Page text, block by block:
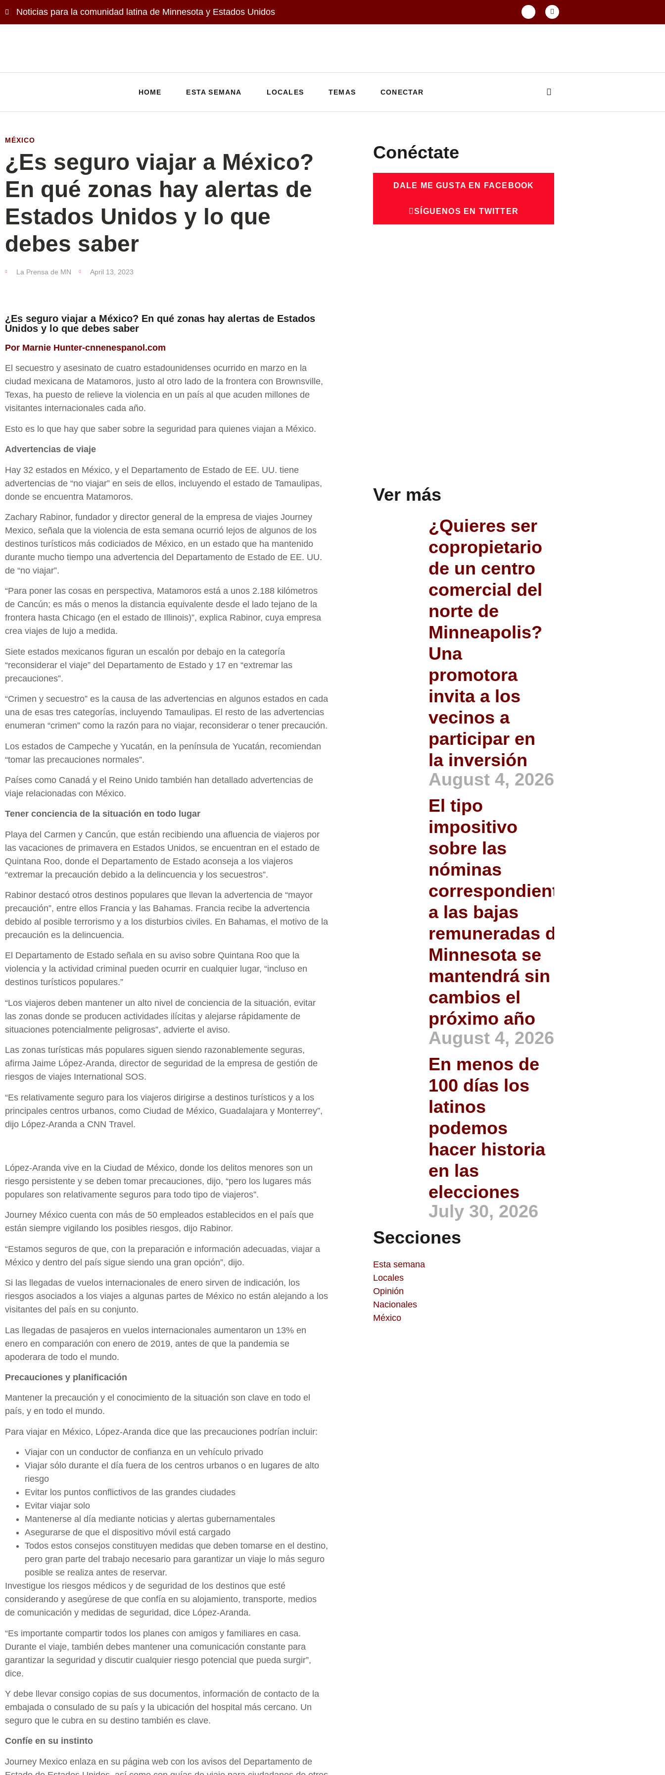
Noticias para la comunidad latina de Minnesota y Estados Unidos
HOME ESTA SEMANA LOCALES TEMAS CONECTAR
MÉXICO
¿Es seguro viajar a México?
En qué zonas hay alertas de
Estados Unidos y lo que
debes saber
La Prensa de MN April 13, 2023
¿Es seguro viajar a México? En qué zonas hay alertas de Estados
Unidos y lo que debes saber
Por Marnie Hunter-cnnenespanol.com
El secuestro y asesinato de cuatro estadounidenses ocurrido en marzo en la
ciudad mexicana de Matamoros, justo al otro lado de la frontera con Brownsville,
Texas, ha puesto de relieve la violencia en un país al que acuden millones de
visitantes internacionales cada año.
Esto es lo que hay que saber sobre la seguridad para quienes viajan a México.
Advertencias de viaje
Hay 32 estados en México, y el Departamento de Estado de EE. UU. tiene
advertencias de “no viajar” en seis de ellos, incluyendo el estado de Tamaulipas,
donde se encuentra Matamoros.
Zachary Rabinor, fundador y director general de la empresa de viajes Journey
Mexico, señala que la violencia de esta semana ocurrió lejos de algunos de los
destinos turísticos más codiciados de México, en un estado que ha mantenido
durante mucho tiempo una advertencia del Departamento de Estado de EE. UU.
de “no viajar”.
“Para poner las cosas en perspectiva, Matamoros está a unos 2.188 kilómetros
de Cancún; es más o menos la distancia equivalente desde el lado tejano de la
frontera hasta Chicago (en el estado de Illinois)”, explica Rabinor, cuya empresa
crea viajes de lujo a medida.
Siete estados mexicanos figuran un escalón por debajo en la categoría
“reconsiderar el viaje” del Departamento de Estado y 17 en “extremar las
precauciones”.
“Crimen y secuestro” es la causa de las advertencias en algunos estados en cada
una de esas tres categorías, incluyendo Tamaulipas. El resto de las advertencias
enumeran “crimen” como la razón para no viajar, reconsiderar o tener precaución.
Los estados de Campeche y Yucatán, en la península de Yucatán, recomiendan
“tomar las precauciones normales”.
Países como Canadá y el Reino Unido también han detallado advertencias de
viaje relacionadas con México.
Tener conciencia de la situación en todo lugar
Playa del Carmen y Cancún, que están recibiendo una afluencia de viajeros por
las vacaciones de primavera en Estados Unidos, se encuentran en el estado de
Quintana Roo, donde el Departamento de Estado aconseja a los viajeros
“extremar la precaución debido a la delincuencia y los secuestros”.
Rabinor destacó otros destinos populares que llevan la advertencia de “mayor
precaución”, entre ellos Francia y las Bahamas. Francia recibe la advertencia
debido al posible terrorismo y a los disturbios civiles. En Bahamas, el motivo de la
precaución es la delincuencia.
El Departamento de Estado señala en su aviso sobre Quintana Roo que la
violencia y la actividad criminal pueden ocurrir en cualquier lugar, “incluso en
destinos turísticos populares.”
“Los viajeros deben mantener un alto nivel de conciencia de la situación, evitar
las zonas donde se producen actividades ilícitas y alejarse rápidamente de
situaciones potencialmente peligrosas”, advierte el aviso.
Las zonas turísticas más populares siguen siendo razonablemente seguras,
afirma Jaime López-Aranda, director de seguridad de la empresa de gestión de
riesgos de viajes International SOS.
“Es relativamente seguro para los viajeros dirigirse a destinos turísticos y a los
principales centros urbanos, como Ciudad de México, Guadalajara y Monterrey”,
dijo López-Aranda a CNN Travel.
López-Aranda vive en la Ciudad de México, donde los delitos menores son un
riesgo persistente y se deben tomar precauciones, dijo, “pero los lugares más
populares son relativamente seguros para todo tipo de viajeros”.
Journey México cuenta con más de 50 empleados establecidos en el país que
están siempre vigilando los posibles riesgos, dijo Rabinor.
“Estamos seguros de que, con la preparación e información adecuadas, viajar a
México y dentro del país sigue siendo una gran opción”, dijo.
Si las llegadas de vuelos internacionales de enero sirven de indicación, los
riesgos asociados a los viajes a algunas partes de México no están alejando a los
visitantes del país en su conjunto.
Las llegadas de pasajeros en vuelos internacionales aumentaron un 13% en
enero en comparación con enero de 2019, antes de que la pandemia se
apoderara de todo el mundo.
Precauciones y planificación
Mantener la precaución y el conocimiento de la situación son clave en todo el
país, y en todo el mundo.
Para viajar en México, López-Aranda dice que las precauciones podrían incluir:
Viajar con un conductor de confianza en un vehículo privado
Viajar sólo durante el día fuera de los centros urbanos o en lugares de alto
riesgo
Evitar los puntos conflictivos de las grandes ciudades
Evitar viajar solo
Mantenerse al día mediante noticias y alertas gubernamentales
Asegurarse de que el dispositivo móvil está cargado
Todos estos consejos constituyen medidas que deben tomarse en el destino,
pero gran parte del trabajo necesario para garantizar un viaje lo más seguro
posible se realiza antes de reservar.
Investigue los riesgos médicos y de seguridad de los destinos que esté
considerando y asegúrese de que confía en su alojamiento, transporte, medios
de comunicación y medidas de seguridad, dice López-Aranda.
“Es importante compartir todos los planes con amigos y familiares en casa.
Durante el viaje, también debes mantener una comunicación constante para
garantizar la seguridad y discutir cualquier riesgo potencial que pueda surgir”,
dice.
Y debe llevar consigo copias de sus documentos, información de contacto de la
embajada o consulado de su país y la ubicación del hospital más cercano. Un
seguro que le cubra en su destino también es clave.
Confíe en su instinto
Journey Mexico enlaza en su página web con los avisos del Departamento de
Conéctate
DALE ME GUSTA EN FACEBOOK
SÍGUENOS EN TWITTER
Ver más
¿Quieres ser
copropietario
de un centro
comercial del
norte de
Minneapolis?
Una
promotora
invita a los
vecinos a
participar en
la inversión
August 4, 2026
El tipo
impositivo
sobre las
nóminas
correspondiente
a las bajas
remuneradas de
Minnesota se
mantendrá sin
cambios el
próximo año
August 4, 2026
En menos de
100 días los
latinos
podemos
hacer historia
en las
elecciones
July 30, 2026
Secciones
Esta semana
Locales
Opinión
Nacionales
México